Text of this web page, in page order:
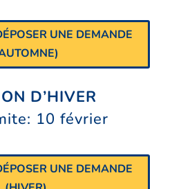
UNE DEMANDE
D’HIVER
10 février
UNE DEMANDE